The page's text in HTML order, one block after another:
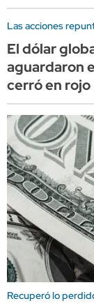
Las acciones
El dólar
aguardaron
cerró en rojo
Recuperó lo